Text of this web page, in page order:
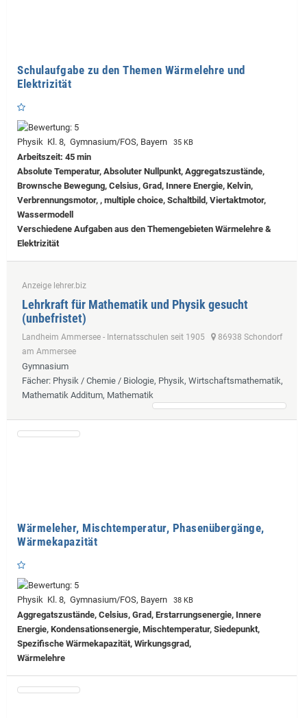
Schulaufgabe zu den Themen Wärmelehre und
Elektrizität
Physik Kl. 8, Gymnasium/FOS, Bayern 35 KB
Arbeitszeit: 45 min
Absolute Temperatur, Absoluter Nullpunkt, Aggregatszustände,
Brownsche Bewegung, Celsius, Grad, Innere Energie, Kelvin,
Verbrennungsmotor, , multiple choice, Schaltbild, Viertaktmotor,
Wassermodell
Verschiedene Aufgaben aus den Themengebieten Wärmelehre &
Elektrizität
Anzeige lehrer.biz
Lehrkraft für Mathematik und Physik gesucht
(unbefristet)
Landheim Ammersee - Internatsschulen seit 1905
86938 Schondorf
am Ammersee
Gymnasium
Fächer: Physik / Chemie / Biologie, Physik, Wirtschaftsmathematik,
Mathematik Additum, Mathematik
Wärmeleher, Mischtemperatur, Phasenübergänge,
Wärmekapazität
Physik Kl. 8, Gymnasium/FOS, Bayern 38 KB
Aggregatszustände, Celsius, Grad, Erstarrungsenergie, Innere
Energie, Kondensationsenergie, Mischtemperatur, Siedepunkt,
Spezifische Wärmekapazität, Wirkungsgrad,
Wärmelehre